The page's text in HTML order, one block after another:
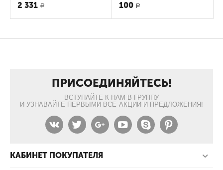
2 331 Р 100 Р
ПРИСОЕДИНЯЙТЕСЬ!
ВСТУПАЙТЕ К НАМ В ГРУППУ
И УЗНАВАЙТЕ ПЕРВЫМИ ВСЕ АКЦИИ И ПРЕДЛОЖЕНИЯ!
КАБИНЕТ ПОКУПАТЕЛЯ